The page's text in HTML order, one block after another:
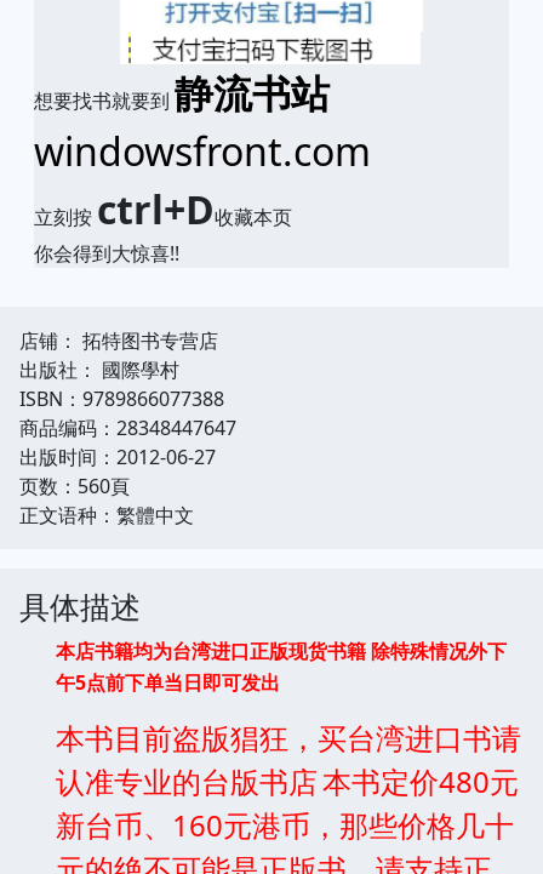
想要找书就要到 静流书站
windowsfront.com
立刻按 ctrl+D收藏本页
你会得到大惊喜!!
店铺： 拓特图书专营店
出版社： 國際學村
ISBN：9789866077388
商品编码：28348447647
出版时间：2012-06-27
页数：560頁
正文语种：繁體中文
具体描述
本店书籍均为台湾进口正版现货书籍除特殊情况外下
午5点前下单当日即可发出
本书目前盗版猖狂，买台湾进口书请
认准专业的台版书店本书定价480元
新台币、160元港币，那些价格几十